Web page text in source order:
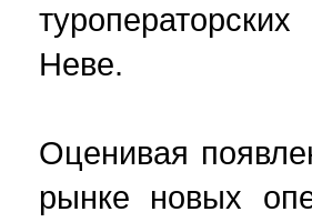
Неве.
Оценивая
рынке новых